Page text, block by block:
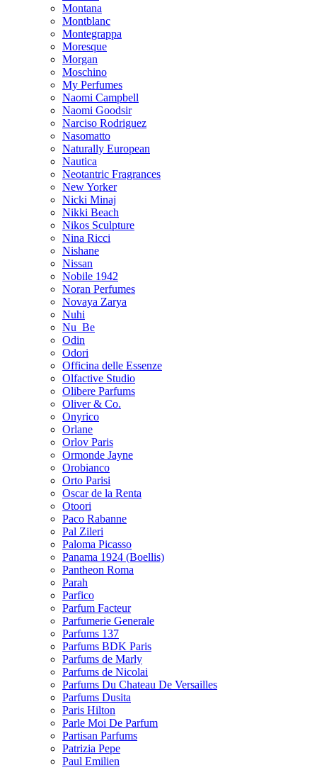
Montana
Montblanc
Montegrappa
Moresque
Morgan
Moschino
My Perfumes
Naomi Campbell
Naomi Goodsir
Narciso Rodriguez
Nasomatto
Naturally European
Nautica
Neotantric Fragrances
New Yorker
Nicki Minaj
Nikki Beach
Nikos Sculpture
Nina Ricci
Nishane
Nissan
Nobile 1942
Noran Perfumes
Novaya Zarya
Nuhi
Nu_Be
Odin
Odori
Officina delle Essenze
Olfactive Studio
Olibere Parfums
Oliver & Co.
Onyrico
Orlane
Orlov Paris
Ormonde Jayne
Orobianco
Orto Parisi
Oscar de la Renta
Otoori
Paco Rabanne
Pal Zileri
Paloma Picasso
Panama 1924 (Boellis)
Pantheon Roma
Parah
Parfico
Parfum Facteur
Parfumerie Generale
Parfums 137
Parfums BDK Paris
Parfums de Marly
Parfums de Nicolai
Parfums Du Chateau De Versailles
Parfums Dusita
Paris Hilton
Parle Moi De Parfum
Partisan Parfums
Patrizia Pepe
Paul Emilien